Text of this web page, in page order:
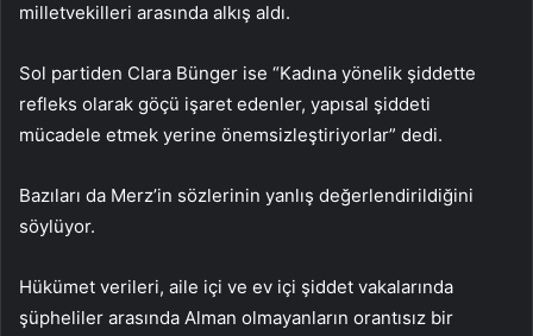
milletvekilleri arasında alkış aldı.
Sol partiden Clara Bünger ise “Kadına yönelik şiddette
refleks olarak göçü işaret edenler, yapısal şiddeti
mücadele etmek yerine önemsizleştiriyorlar” dedi.
Bazıları da Merz’in sözlerinin yanlış değerlendirildiğini
söylüyor.
Hükümet verileri, aile içi ve ev içi şiddet vakalarında
şüpheliler arasında Alman olmayanların orantısız bir